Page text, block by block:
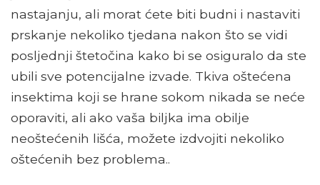
nastajanju, ali morat ćete biti budni i nastaviti
prskanje nekoliko tjedana nakon što se vidi
posljednji štetočina kako bi se osiguralo da ste
ubili sve potencijalne izvade. Tkiva oštećena
insektima koji se hrane sokom nikada se neće
oporaviti, ali ako vaša biljka ima obilje
neoštećenih lišća, možete izdvojiti nekoliko
oštećenih bez problema..